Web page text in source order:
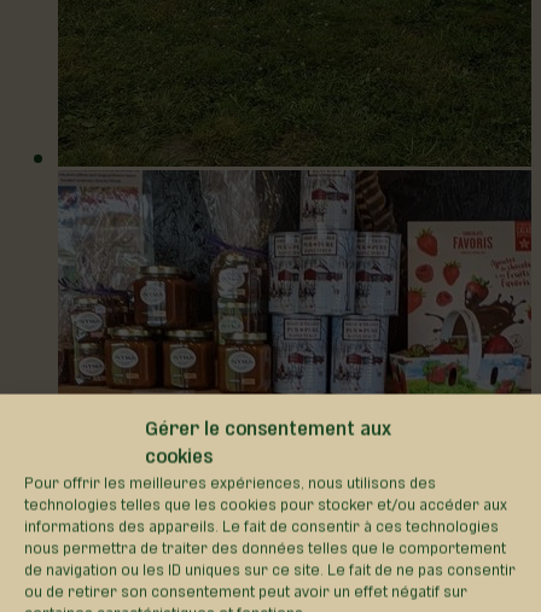
Gérer le consentement aux
cookies
Pour offrir les meilleures expériences, nous utilisons des
technologies telles que les cookies pour stocker et/ou accéder aux
informations des appareils. Le fait de consentir à ces technologies
nous permettra de traiter des données telles que le comportement
de navigation ou les ID uniques sur ce site. Le fait de ne pas consentir
ou de retirer son consentement peut avoir un effet négatif sur